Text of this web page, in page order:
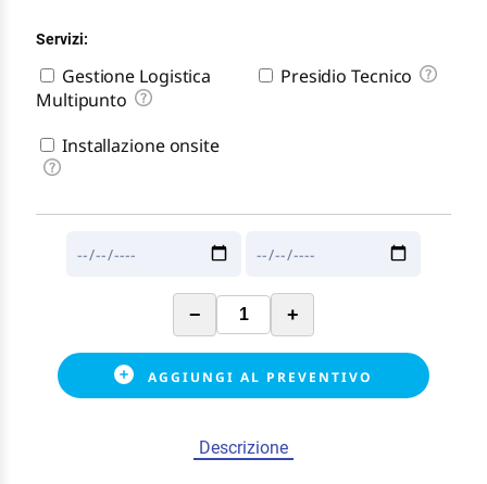
Servizi:
Gestione Logistica
Multipunto
Presidio Tecnico
Installazione onsite
− +
AGGIUNGI AL PREVENTIVO
Descrizione